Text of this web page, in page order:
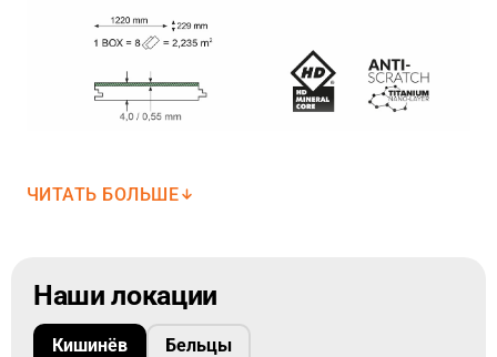
См. здесь -Технические характеристики
ЧИТАТЬ БОЛЬШЕ
Наши локации
Кишинёв Бельцы